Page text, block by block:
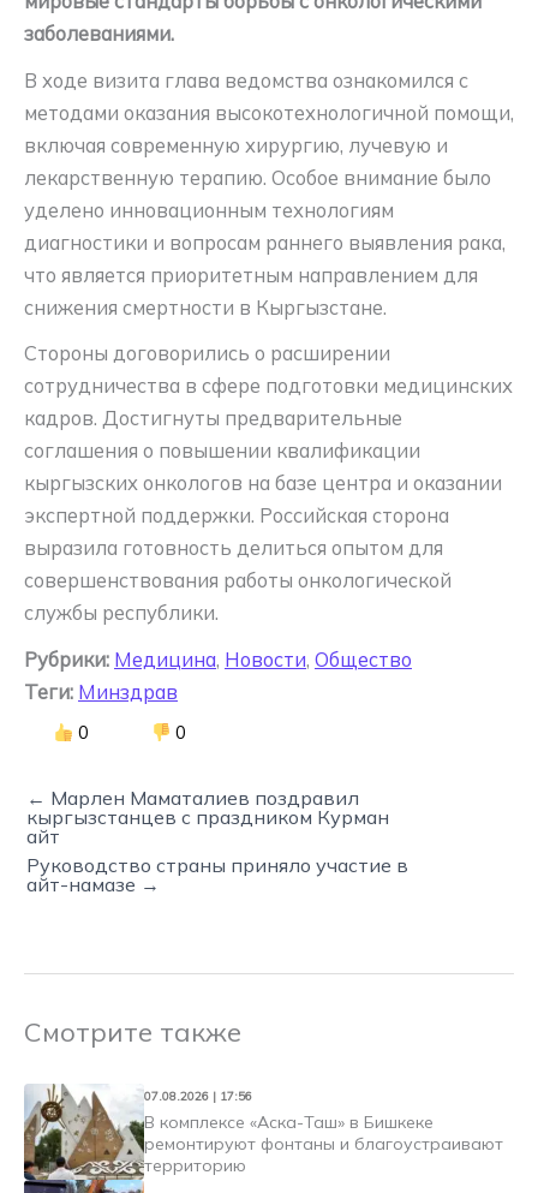
заболеваниями.
В ходе визита глава ведомства ознакомился с
методами оказания высокотехнологичной помощи,
включая современную хирургию, лучевую и
лекарственную терапию. Особое внимание было
уделено инновационным технологиям
диагностики и вопросам раннего выявления рака,
что является приоритетным направлением для
снижения смертности в Кыргызстане.
Стороны договорились о расширении
сотрудничества в сфере подготовки медицинских
кадров. Достигнуты предварительные
соглашения о повышении квалификации
кыргызских онкологов на базе центра и оказании
экспертной поддержки. Российская сторона
выразила готовность делиться опытом для
совершенствования работы онкологической
службы республики.
Рубрики: Медицина, Новости, Общество
Теги: Минздрав
0 0
← Марлен Маматалиев поздравил
кыргызстанцев с праздником Курман
айт
Руководство страны приняло участие в
айт-намазе →
Смотрите также
07.08.2026 | 17:56
В комплексе «Аска-Таш» в Бишкеке
ремонтируют фонтаны и благоустраивают
территорию